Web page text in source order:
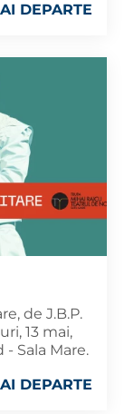
DEPARTE
de J.B.P.
13 mai,
- Sala Mare.
DEPARTE